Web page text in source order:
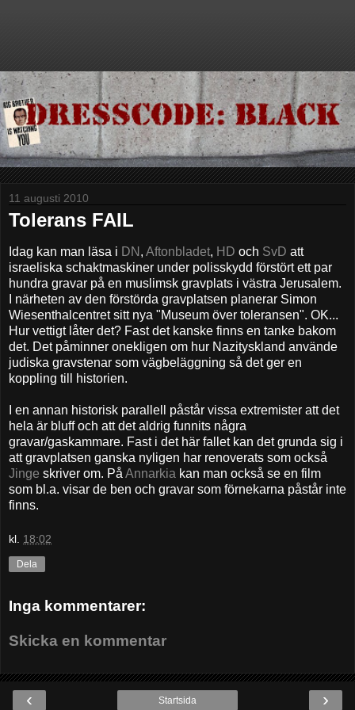
11 augusti 2010
Tolerans FAIL
Idag kan man läsa i DN , Aftonbladet, HD och SvD att
israeliska schaktmaskiner under polisskydd förstört ett par
hundra gravar på en muslimsk gravplats i västra Jerusalem.
I närheten av den förstörda gravplatsen planerar Simon
Wiesenthalcentret sitt nya "Museum över toleransen". OK...
Hur vettigt låter det? Fast det kanske finns en tanke bakom
det. Det påminner onekligen om hur Nazityskland använde
judiska gravstenar som vägbeläggning så det ger en
koppling till historien.
I en annan historisk parallell påstår vissa extremister att det
hela är bluff och att det aldrig funnits några
gravar/gaskammare. Fast i det här fallet kan det grunda sig i
att gravplatsen ganska nyligen har renoverats som också
Jinge skriver om. På Annarkia kan man också se en film
som bl.a. visar de ben och gravar som förnekarna påstår inte
finns.
kl. 18:02
Dela
Inga kommentarer:
Skicka en kommentar
‹ ›
Startsida